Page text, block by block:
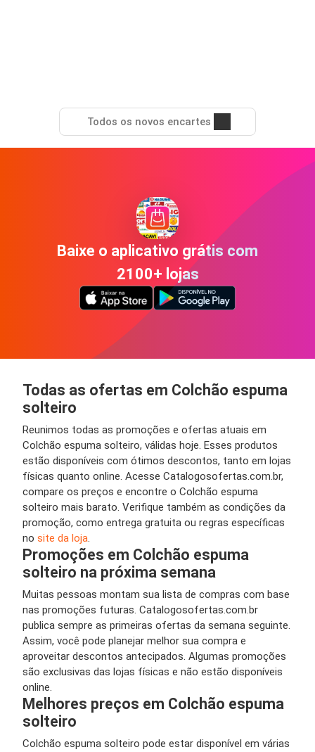
Todos os novos encartes
Baixe o aplicativo grátis com
2100+ lojas
Todas as ofertas em Colchão espuma
solteiro
Reunimos todas as promoções e ofertas atuais em
Colchão espuma solteiro, válidas hoje. Esses produtos
estão disponíveis com ótimos descontos, tanto em lojas
físicas quanto online. Acesse Catalogosofertas.com.br,
compare os preços e encontre o Colchão espuma
solteiro mais barato. Verifique também as condições da
promoção, como entrega gratuita ou regras específicas
no site da loja.
Promoções em Colchão espuma
solteiro na próxima semana
Muitas pessoas montam sua lista de compras com base
nas promoções futuras. Catalogosofertas.com.br
publica sempre as primeiras ofertas da semana seguinte.
Assim, você pode planejar melhor sua compra e
aproveitar descontos antecipados. Algumas promoções
são exclusivas das lojas físicas e não estão disponíveis
online.
Melhores preços em Colchão espuma
solteiro
Colchão espuma solteiro pode estar disponível em várias